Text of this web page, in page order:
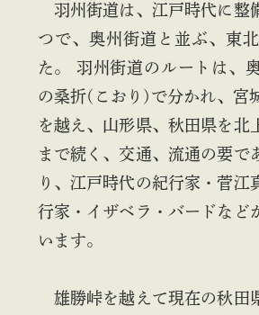
羽州街道は、江戸時代に整
つで、奥州街道と並ぶ、東
た。 羽州街道のルートは、
の桑折(こおり)で分かれ、宮
を越え、山形県、秋田県を北
まで続く、交通、流通の要で
り、江戸時代の紀行家・菅江
行家・イザベラ・バードなど
います。
雄勝峠を越えて現在の秋田